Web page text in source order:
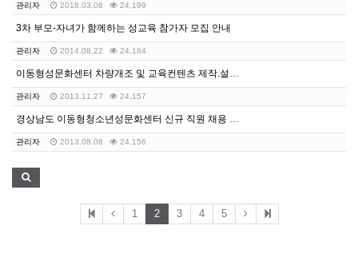
관리자 2018.03.08 24,199
3차 부모-자녀가 함께하는 성교육 참가자 모집 안내
관리자 2014.08.22 24,184
이동형성문화센터 차량개조 및 교육컨텐츠 제작.설치 용역…
관리자 2013.11.27 24,157
경상남도 이동형청소년성문화센터 신규 직원 채용 서류전형…
관리자 2013.08.08 24,156
1 2 3 4 5